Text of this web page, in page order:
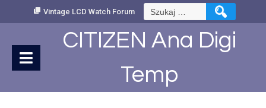
Vintage LCD Watch Forum Szukaj:
CITIZEN Ana Digi
Temp